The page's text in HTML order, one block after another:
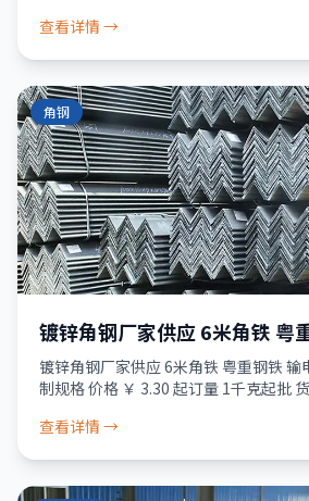
查看详情 →
角钢
镀锌角钢厂家供应 6米角铁 粤
工角槽 型材 定制规格
镀锌角钢厂家供应 6米角铁 粤重钢铁 输
制规格 价格 ￥ 3.30 起订量 1千克起批
破
查看详情 →